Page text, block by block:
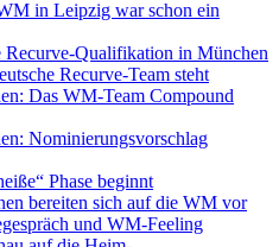
in Leipzig war schon ein
Qualifikation in München
Recurve-Team steht
Das WM-Team Compound
Nominierungsvorschlag
Phase beginnt
bereiten sich auf die WM vor
und WM-Feeling